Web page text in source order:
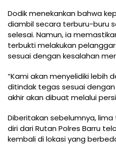
Dodik menekankan bahwa
diambil secara terburu-buru
selesai. Namun, ia
terbukti melakukan
sesuai dengan kesalahan
“Kami akan menyelidiki lebih
ditindak tegas sesuai
akhir akan dibuat melalui
Diberitakan sebelumnya,
diri dari Rutan Polres Barru
kembali di lokasi yang